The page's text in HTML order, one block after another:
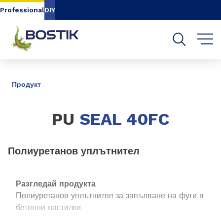
Go to content
ProfessionalDIY
Продукт
PU SEAL 40FC
Полиуретанов уплътнител
Разгледай продукта
Полиуретанов уплътнител за запълване на фуги в
бетонни настилки